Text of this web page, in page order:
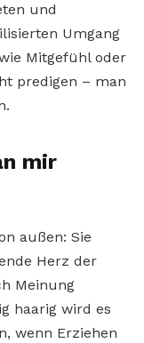
und
Umgang
Mitgefühl oder
predigen – man
mir
außen: Sie
Herz der
Meinung
haarig wird es
wenn Erziehen